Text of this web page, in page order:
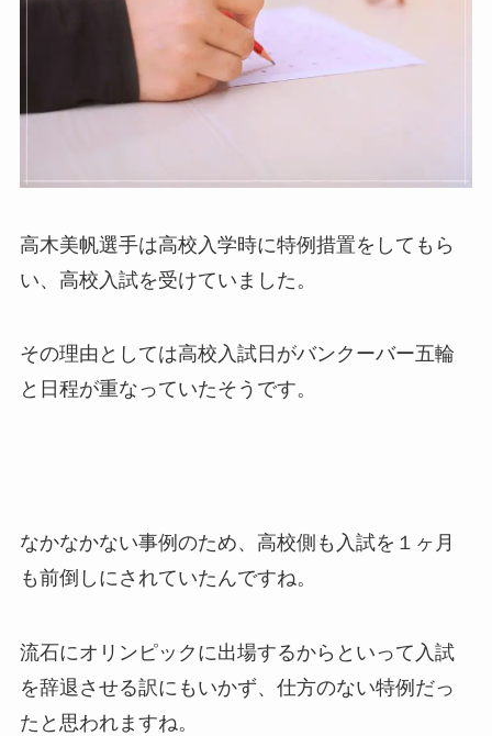
高木美帆選手は高校入学時に特例措置をしてもら
い、高校入試を受けていました。
その理由としては高校入試日がバンクーバー五輪
と日程が重なっていたそうです。
なかなかない事例のため、高校側も入試を１ヶ月
も前倒しにされていたんですね。
流石にオリンピックに出場するからといって入試
を辞退させる訳にもいかず、仕方のない特例だっ
たと思われますね。